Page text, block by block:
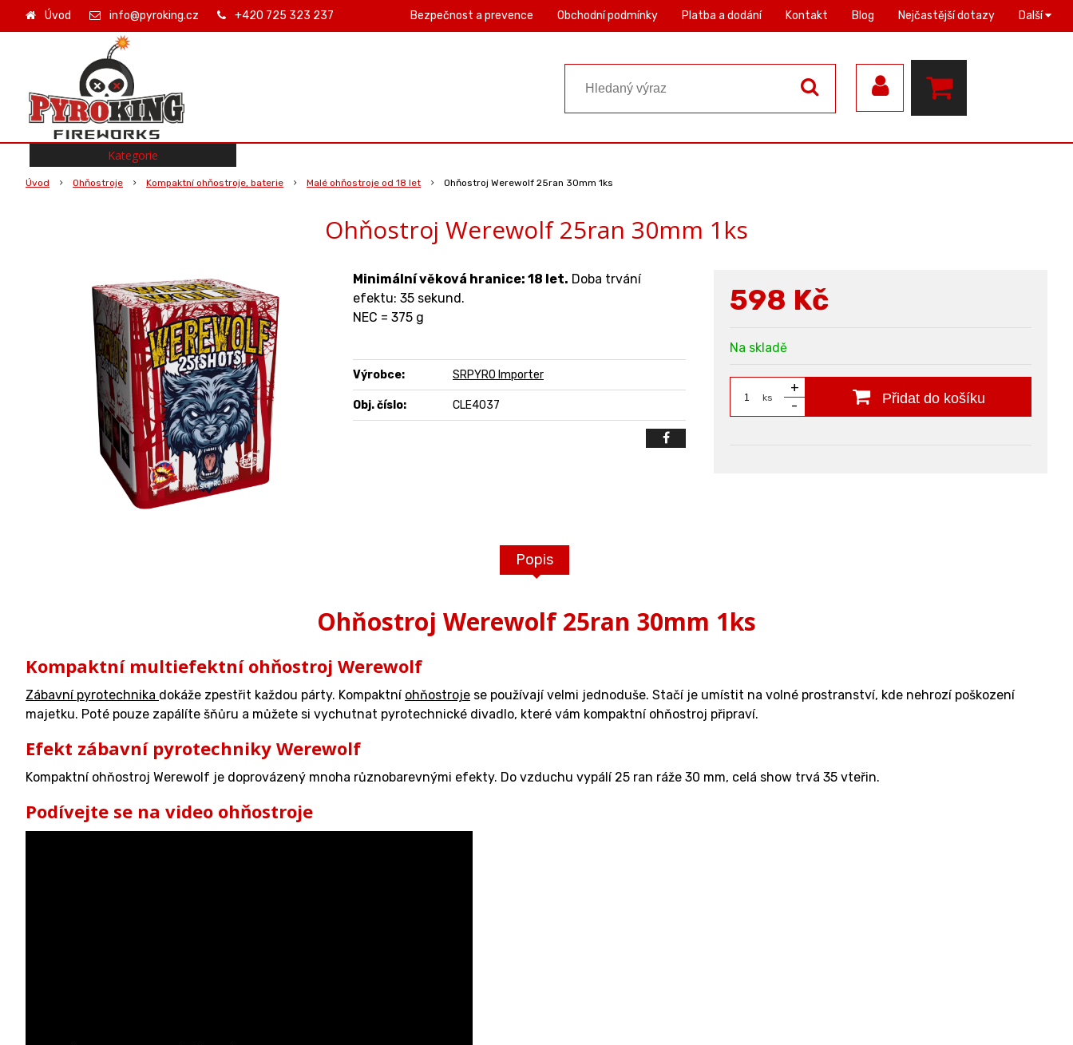
Úvod info@pyroking.cz +420 725 323 237 Bezpečnost a prevence Obchodní podmínky Platba a dodání Kontakt Blog Nejčastější dotazy Další
Úvod Ohňostroje Kompaktní ohňostroje, baterie Malé ohňostroje od 18 let Ohňostroj Werewolf 25ran 30mm 1ks
Ohňostroj Werewolf 25ran 30mm 1ks
598 Kč
Na skladě
ks
+
-
Přidat do košíku
Minimální věková hranice: 18 let. Doba trvání
efektu: 35 sekund.
NEC = 375 g
Výrobce: SRPYRO Importer
Obj. číslo: CLE4037
Popis
Ohňostroj Werewolf 25ran 30mm 1ks
Kompaktní multiefektní ohňostroj Werewolf
Zábavní pyrotechnika dokáže zpestřit každou párty. Kompaktní ohňostroje se používají velmi jednoduše. Stačí je umístit na volné prostranství, kde nehrozí poškození
majetku. Poté pouze zapálíte šňůru a můžete si vychutnat pyrotechnické divadlo, které vám kompaktní ohňostroj připraví.
Efekt zábavní pyrotechniky Werewolf
Kompaktní ohňostroj Werewolf je doprovázený mnoha různobarevnými efekty. Do vzduchu vypálí 25 ran ráže 30 mm, celá show trvá 35 vteřin.
Podívejte se na video ohňostroje
Kategorie